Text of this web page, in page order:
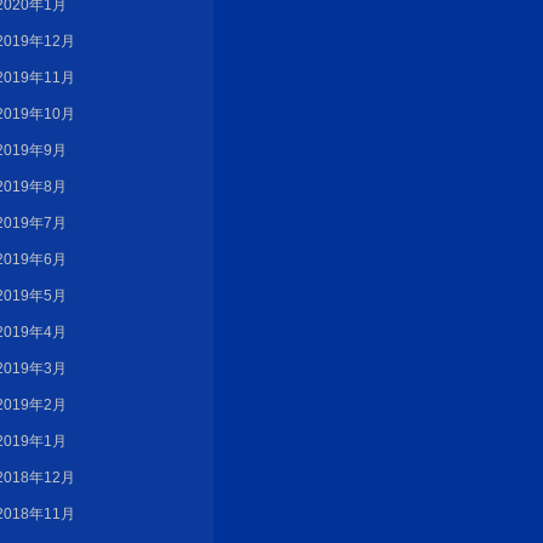
年1月
年12月
年11月
年10月
年9月
年8月
年7月
年6月
年5月
年4月
年3月
年2月
年1月
年12月
年11月